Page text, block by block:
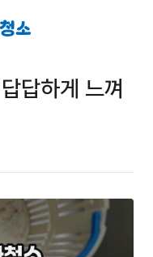
답하게 느껴